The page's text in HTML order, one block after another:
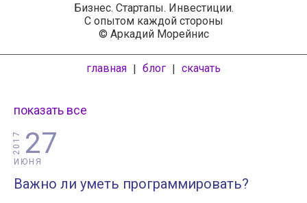
Бизнес. Стартапы. Инвестиции.
С опытом каждой стороны
© Аркадий Морейнис
главная | блог | скачать
показать все
27
ИЮНЯ
2017
Важно ли уметь программировать?